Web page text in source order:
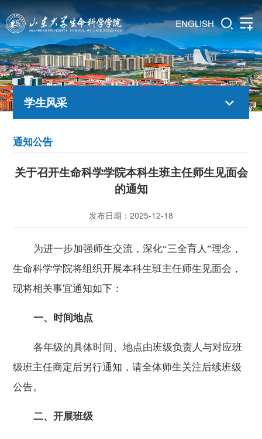
ENGLISH
学生风采
通知公告
关于召开生命科学学院本科生班主任师生见面会
的通知
发布日期：2025-12-18
为进一步加强师生交流，深化“三全育人”理念，
生命科学学院将组织开展本科生班主任师生见面会，
现将相关事宜通知如下：
一、时间地点
各年级的具体时间、地点由班级负责人 与对应班
级班主任商定后另行通知，请全体师生关注后续班级
公告。
二、开展班级